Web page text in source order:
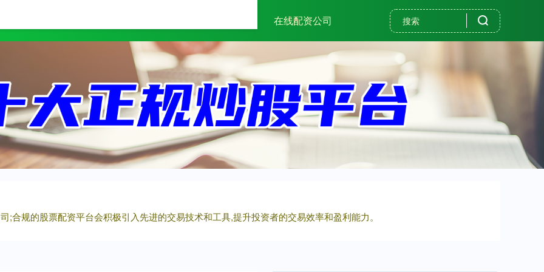
在线配资公司
;合规的股票配资平台会积极引入先进的交易技术和工具,提升投资者的交易效率和盈利能力。